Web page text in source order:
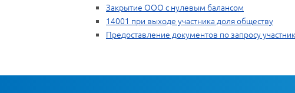
Закрытие ООО с нулевым балансом
14001 при выходе участника доля обществу
Предоставление документов по запросу